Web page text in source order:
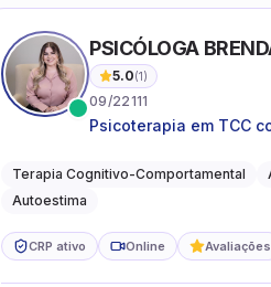
PSICÓLOGA
5.0(1)
09/22111
Psicoterapia em TCC
práticas para o
Terapia Cognitivo-Comportamental
Autoestima
CRP ativo Online Avaliações